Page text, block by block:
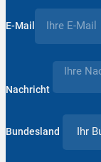
E-Mail
Nachricht
Bundesland